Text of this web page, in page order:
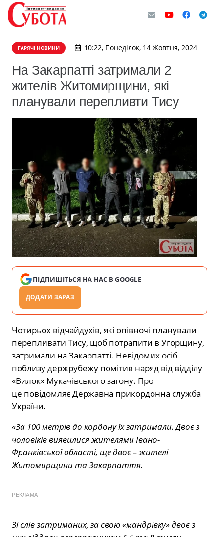
ГАРЯЧІ НОВИНИ 10:22, Понеділок, 14 Жовтня, 2024
На Закарпатті затримали 2
жителів Житомирщини, які
планували перепливти Тису
ПІДПИШІТЬСЯ НА НАС В GOOGLE
ДОДАТИ ЗАРАЗ
Чотирьох відчайдухів, які опівночі планували
перепливати Тису, щоб потрапити в Угорщину,
затримали на Закарпатті. Невідомих осіб
поблизу держрубежу помітив наряд від відділу
«Вилок» Мукачівського загону. Про
це повідомляєДержавна прикордонна служба
України.
«За 100 метрів до кордону їх затримали. Двоє з
чоловіків виявилися жителями Івано-
Франківської області, ще двоє – жителі
Житомирщини та Закарпаття.
РЕКЛАМА
Зі слів затриманих, за свою «мандрівку» двоє з